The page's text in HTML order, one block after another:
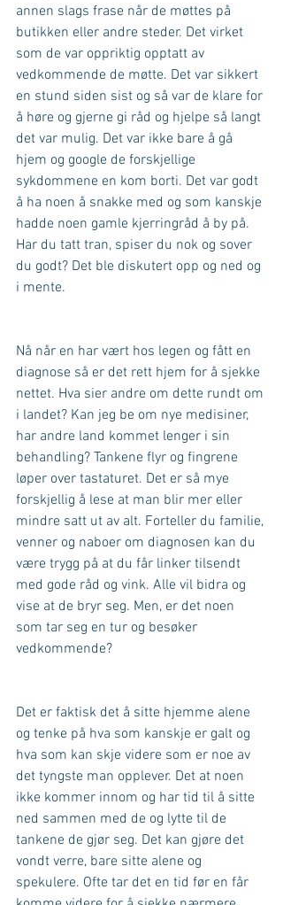
annen slags frase når de møttes på
butikken eller andre steder. Det virket
som de var oppriktig opptatt av
vedkommende de møtte. Det var sikkert
en stund siden sist og så var de klare for
å høre og gjerne gi råd og hjelpe så langt
det var mulig. Det var ikke bare å gå
hjem og google de forskjellige
sykdommene en kom borti. Det var godt
å ha noen å snakke med og som kanskje
hadde noen gamle kjerringråd å by på.
Har du tatt tran, spiser du nok og sover
du godt? Det ble diskutert opp og ned og
i mente.
Nå når en har vært hos legen og fått en
diagnose så er det rett hjem for å sjekke
nettet. Hva sier andre om dette rundt om
i landet? Kan jeg be om nye medisiner,
har andre land kommet lenger i sin
behandling? Tankene flyr og fingrene
løper over tastaturet. Det er så mye
forskjellig å lese at man blir mer eller
mindre satt ut av alt. Forteller du familie,
venner og naboer om diagnosen kan du
være trygg på at du får linker tilsendt
med gode råd og vink. Alle vil bidra og
vise at de bryr seg. Men, er det noen
som tar seg en tur og besøker
vedkommende?
Det er faktisk det å sitte hjemme alene
og tenke på hva som kanskje er galt og
hva som kan skje videre som er noe av
det tyngste man opplever. Det at noen
ikke kommer innom og har tid til å sitte
ned sammen med de og lytte til de
tankene de gjør seg. Det kan gjøre det
vondt verre, bare sitte alene og
spekulere. Ofte tar det en tid før en får